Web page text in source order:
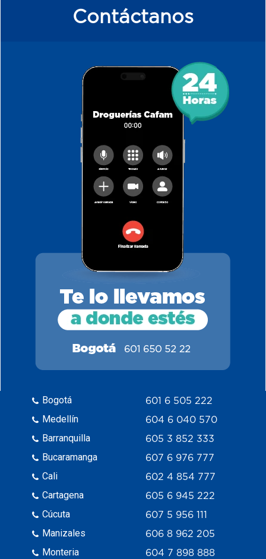
Contáctanos
Bogotá
Medellín
Barranquilla
Bucaramanga
Cali
Cartagena
Cúcuta
Manizales
Monteria
601 6 505 222
604 6 040 570
605 3 852 333
607 6 976 777
602 4 854 777
605 6 945 222
607 5 956 111
606 8 962 205
604 7 898 888